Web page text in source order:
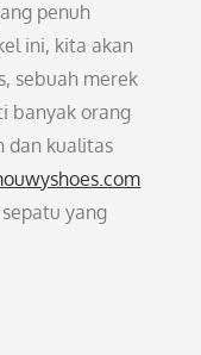
penuh
ini, kita akan
sebuah merek
banyak orang
dan kualitas
yang